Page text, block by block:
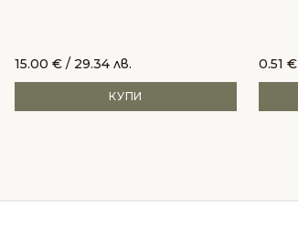
15.00 € / 29.34 лв.
КУПИ
0.51€